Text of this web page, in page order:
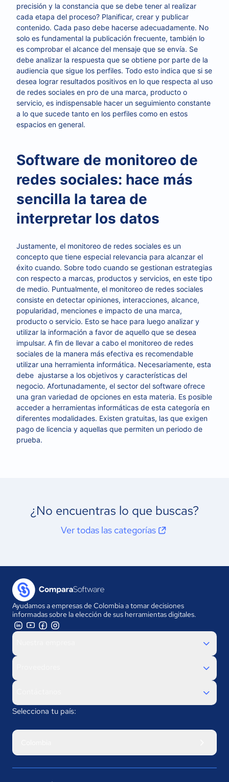
precisión y la constancia que se debe tener al realizar
cada etapa del proceso? Planificar, crear y publicar
contenido. Cada paso debe hacerse adecuadamente. No
solo es fundamental la publicación frecuente, también lo
es comprobar el alcance del mensaje que se envía. Se
debe analizar la respuesta que se obtiene por parte de la
audiencia que sigue los perfiles. Todo esto indica que si se
desea lograr resultados positivos en lo que respecta al uso
de redes sociales en pro de una marca, producto o
servicio, es indispensable hacer un seguimiento constante
a lo que sucede tanto en los perfiles como en estos
espacios en general.
Software de monitoreo de
redes sociales: hace más
sencilla la tarea de
interpretar los datos
Justamente, el monitoreo de redes sociales es un
concepto que tiene especial relevancia para alcanzar el
éxito cuando. Sobre todo cuando se gestionan estrategias
con respecto a marcas, productos y servicios, en este tipo
de medio. Puntualmente, el monitoreo de redes sociales
consiste en detectar opiniones, interacciones, alcance,
popularidad, menciones e impacto de una marca,
producto o servicio. Esto se hace para luego analizar y
utilizar la información a favor de aquello que se desea
impulsar. A fin de llevar a cabo el monitoreo de redes
sociales de la manera más efectiva es recomendable
utilizar una herramienta informática. Necesariamente, esta
debe ajustarse a los objetivos y características del
negocio. Afortunadamente, el sector del software ofrece
una gran variedad de opciones en esta materia. Es posible
acceder a herramientas informáticas de esta categoría en
diferentes modalidades. Existen gratuitas, las que exigen
pago de licencia y aquellas que permiten un periodo de
prueba.
¿No encuentras lo que buscas?
Ver todas las categorías
Ayudamos a empresas de Colombia a tomar decisiones
informadas sobre la elección de sus herramientas digitales.
Selecciona tu país: